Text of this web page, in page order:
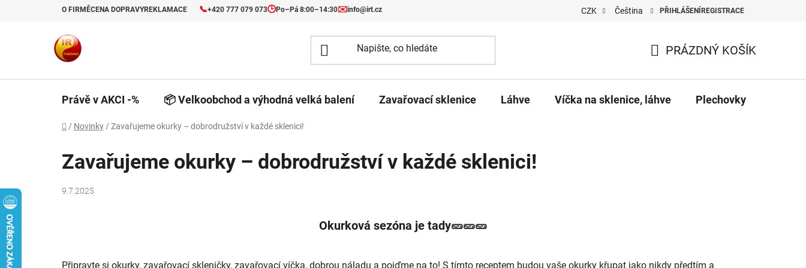
O FIRMĚCENA DOPRAVYREKLAMACE 📞+420 777 079 073🕒Po–Pá 8:00–14:30✉️info@irt.cz CZK Čeština PŘIHLÁŠENÍ REGISTRACE
KOŠÍK
PRÁZDNÝ KOŠÍK
Právě v AKCI -% 📦 Velkoobchod a výhodná velká balení Zavařovací sklenice Láhve Víčka na sklenice, láhve Plechovky
Domů
/ Novinky / Zavařujeme okurky – dobrodružství v každé sklenici!
Zavařujeme okurky – dobrodružství v každé sklenici!
9.7.2025
Okurková sezóna je tady🥒🥒🥒
Připravte si okurky, zavařovací skleničky, zavařovací víčka, dobrou náladu a pojďme na to! S tímto receptem budou vaše okurky křupat jako nikdy předtím a